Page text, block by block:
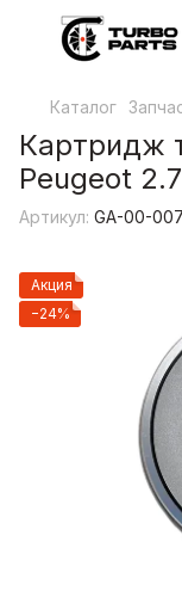
Каталог
Картридж
Peugeot
Артикул: GA-00-
Акция
−24%